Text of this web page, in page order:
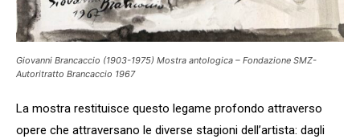
Giovanni Brancaccio (1903-1975) Mostra antologica – Fondazione SMZ-
Autoritratto Brancaccio 1967
La mostra restituisce questo legame profondo attraverso
opere che attraversano le diverse stagioni dell’artista: dagli